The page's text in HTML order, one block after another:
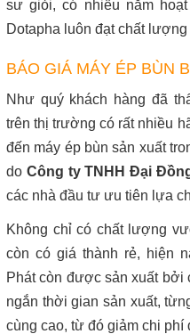
sư giỏi, có nhiều năm
Dotapha luôn đạt chất
BÁO GIÁ MÁY ÉP BÙN
Như quý khách hàng đã
trên thị trường có rất nhiều
đến máy ép bùn sản xuất
do Công ty TNHH Đại
các nhà đầu tư ưu tiên lựa
Không chỉ có chất lượng
còn có giá thành rẻ, hiện
Phát còn được sản xuất bởi
ngắn thời gian sản xuất,
cùng cao, từ đó giảm chi phí